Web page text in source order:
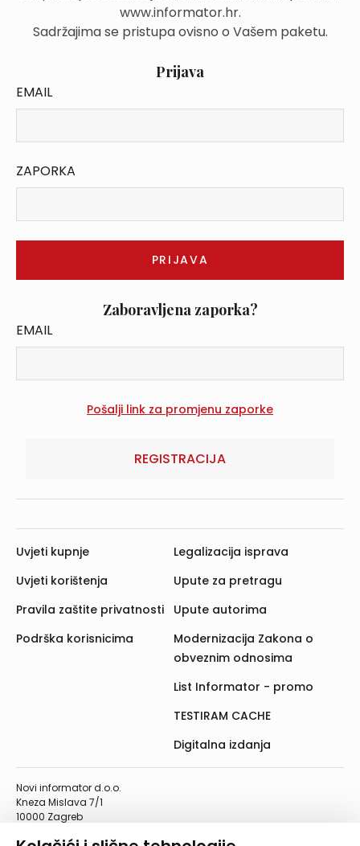
www.informator.hr.
Sadržajima se pristupa ovisno o Vašem paketu.
Prijava
EMAIL
ZAPORKA
Zaboravljena zaporka?
EMAIL
REGISTRACIJA
Novi informator d.o.o.
Kneza Mislava 7/1
10000 Zagreb
Uvjeti kupnje
Uvjeti korištenja
Pravila zaštite privatnosti
Podrška korisnicima
Legalizacija isprava
Upute za pretragu
Upute autorima
Modernizacija Zakona o
obveznim odnosima
List Informator - promo
TESTIRAM CACHE
Digitalna izdanja